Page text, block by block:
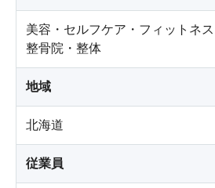
美容・セルフケア・フィットネ
整骨院・整体
地域
北海道
従業員